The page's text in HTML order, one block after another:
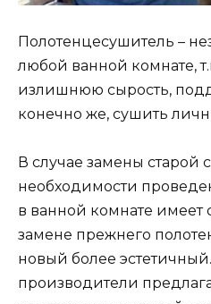
Полотенцесушитель –
любой ванной комнате,
излишнюю сырость,
конечно же, сушить
В случае замены старой
необходимости
в ванной комнате имеет
замене прежнего
новый более
производители